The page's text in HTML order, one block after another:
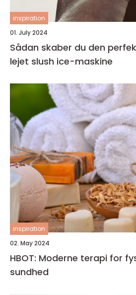
inspiration
01. July 2024
Sådan skaber du den
lejet slush ice-maskine
inspiration
02. May 2024
HBOT: Moderne terapi for
sundhed